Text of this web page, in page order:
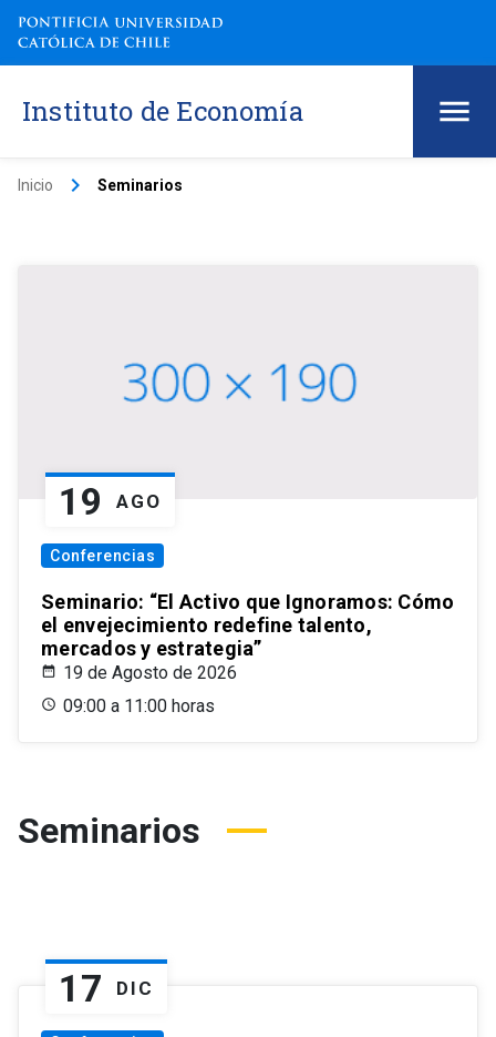
Instituto de Economía
Inicio keyboard_arrow_right Seminarios
19 AGO
Conferencias
Seminario: “El Activo que Ignoramos: Cómo
el envejecimiento redefine talento,
mercados y estrategia”
19 de Agosto de 2026
09:00 a 11:00 horas
Seminarios
17 DIC